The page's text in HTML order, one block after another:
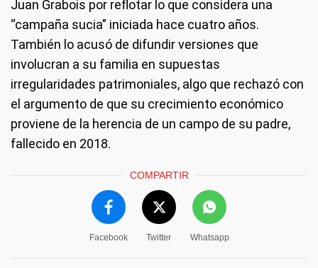
Juan Grabois por reflotar lo que considera una
“campaña sucia” iniciada hace cuatro años.
También lo acusó de difundir versiones que
involucran a su familia en supuestas
irregularidades patrimoniales, algo que rechazó con
el argumento de que su crecimiento económico
proviene de la herencia de un campo de su padre,
fallecido en 2018.
COMPARTIR
Facebook Twitter Whatsapp